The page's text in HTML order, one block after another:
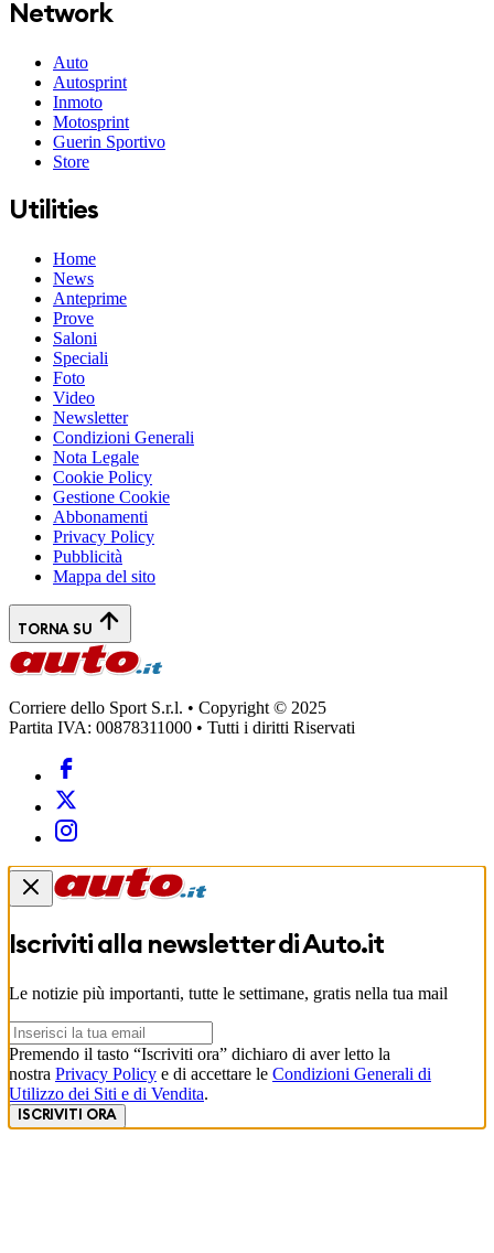
Network
Auto
Autosprint
Inmoto
Motosprint
Guerin Sportivo
Store
Utilities
Home
News
Anteprime
Prove
Saloni
Speciali
Foto
Video
Newsletter
Condizioni Generali
Nota Legale
Cookie Policy
Gestione Cookie
Abbonamenti
Privacy Policy
Pubblicità
Mappa del sito
TORNA SU
Corriere dello Sport S.r.l. • Copyright © 2025
Partita IVA: 00878311000 • Tutti i diritti Riservati
Iscriviti alla newsletter diAuto.it
Le notizie più importanti, tutte le settimane, gratis nella tua mail
Premendo il tasto “Iscriviti ora” dichiaro di aver letto la
nostra Privacy Policy e di accettare le Condizioni Generali di
Utilizzo dei Siti e di Vendita.
ISCRIVITI ORA